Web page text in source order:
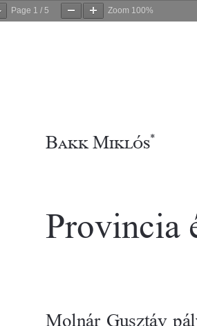
Page 1 / 5 Zoom 100%